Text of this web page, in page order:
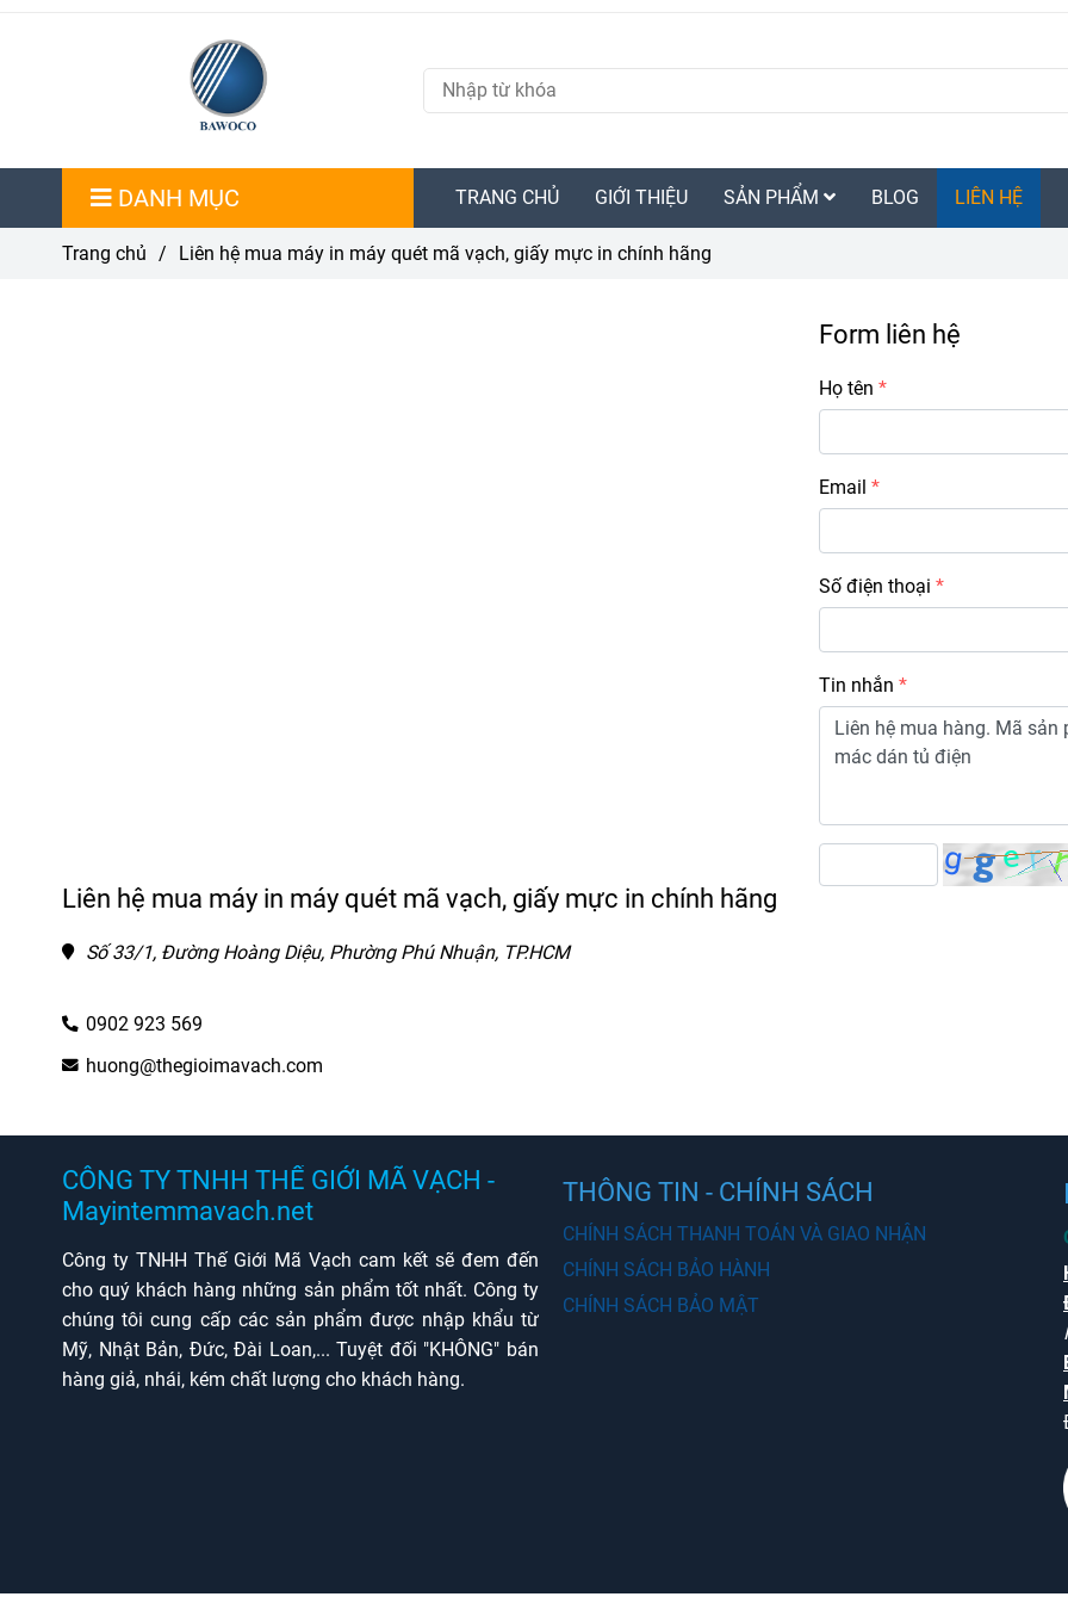
DANH MỤC TRANG CHỦ GIỚI THIỆU SẢN PHẨM BLOG LIÊN HỆ
Trang chủ / Liên hệ mua máy in máy quét mã vạch, giấy mực in chính hãng
Liên hệ mua máy in máy quét mã vạch, giấy mực in chính hãng
Số 33/1, Đường Hoàng Diệu, Phường Phú Nhuận, TP.HCM
0902 923 569
huong@thegioimavach.com
Form liên hệ
Họ tên
Email
Số điện thoại
Tin nhắn
CÔNG TY TNHH THẾ GIỚI MÃ VẠCH -
Mayintemmavach.net
Công ty TNHH Thế Giới Mã Vạch cam kết sẽ đem đến
cho quý khách hàng những sản phẩm tốt nhất. Công ty
chúng tôi cung cấp các sản phẩm được nhập khẩu từ
Mỹ, Nhật Bản, Đức, Đài Loan,... Tuyệt đối "KHÔNG" bán
hàng giả, nhái, kém chất lượng cho khách hàng.
THÔNG TIN - CHÍNH SÁCH
CHÍNH SÁCH THANH TOÁN VÀ GIAO NHẬN
CHÍNH SÁCH BẢO HÀNH
CHÍNH SÁCH BẢO MẬT